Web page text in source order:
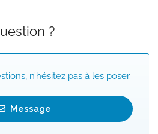
?
n’hésitez pas à les poser.
Message